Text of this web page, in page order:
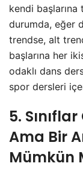
kendi
durumda, eğer
trendse, alt
başlarına her
odaklı dans
spor dersleri
5.
Ama Bir
Mümkün